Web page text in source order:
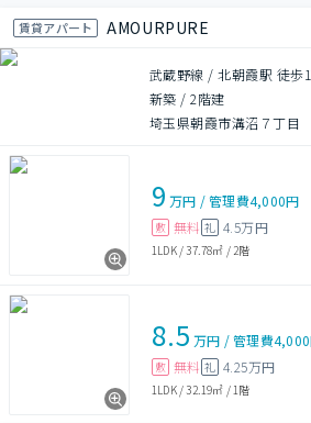
賃貸アパート AMOURPURE
武蔵野線 / 北朝霞駅 徒歩
新築 /2階建
埼玉県朝霞市溝沼７丁目
9 万円 /管理費4,000円
敷 無料 礼 4.5万円
1LDK/37.78㎡ / 2階
8.5 万円 /管理費
敷 無料 礼 4.25万円
1LDK/32.19㎡ / 1階